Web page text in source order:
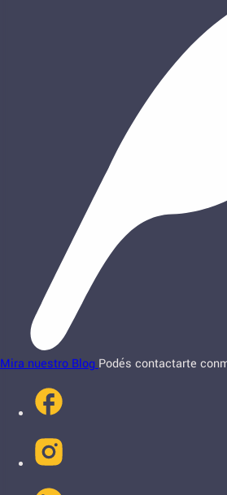
Mira nuestro Blog Podés contactarte